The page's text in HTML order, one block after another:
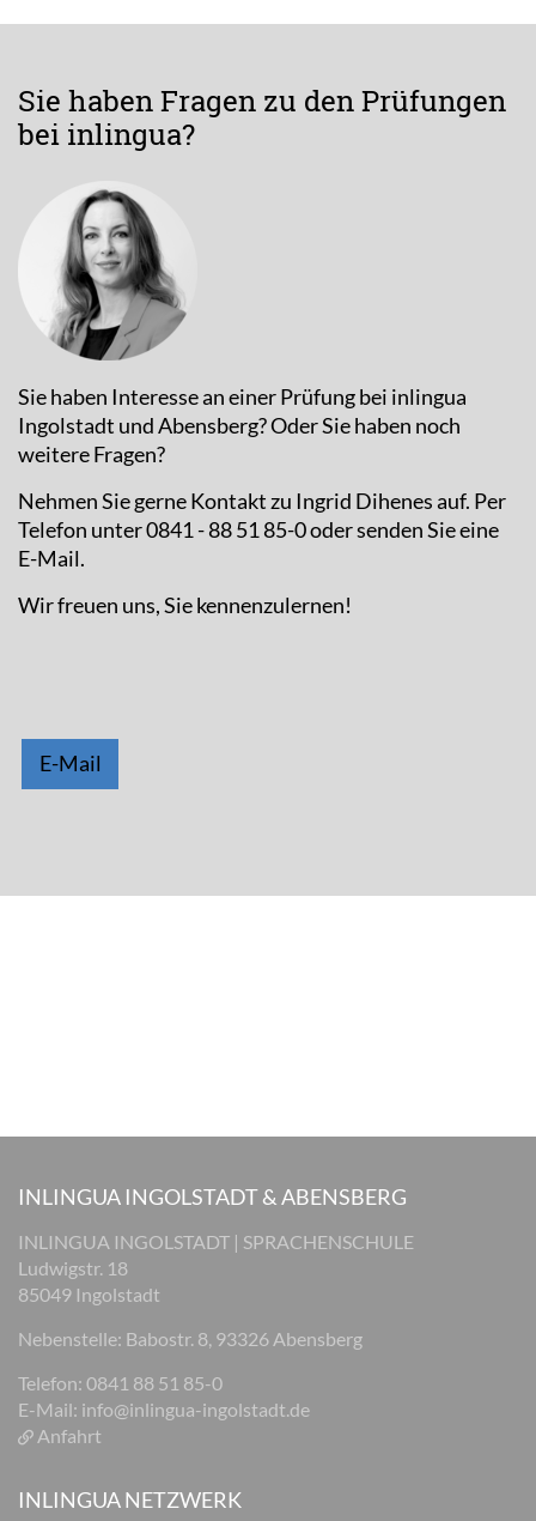
Sie haben Fragen zu den Prüfungen
bei inlingua?
Sie haben Interesse an einer Prüfung bei inlingua
Ingolstadt und Abensberg? Oder Sie haben noch
weitere Fragen?
Nehmen Sie gerne Kontakt zu Ingrid Dihenes auf. Per
Telefon unter 0841 - 88 51 85-0 oder senden Sie eine
E-Mail.
Wir freuen uns, Sie kennenzulernen!
E-Mail
INLINGUA INGOLSTADT & ABENSBERG
INLINGUA INGOLSTADT | SPRACHENSCHULE
Ludwigstr. 18
85049 Ingolstadt
Nebenstelle: Babostr. 8, 93326 Abensberg
Telefon: 0841 88 51 85-0
E-Mail: info@inlingua-ingolstadt.de
Anfahrt
INLINGUA NETZWERK